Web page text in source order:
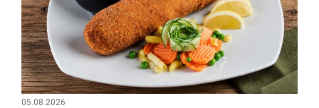
05.08.2026